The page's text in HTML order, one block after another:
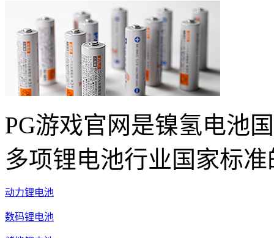
PG游戏官网是镍氢电池
多项锂电池行业国家标
动力锂电池
数码锂电池